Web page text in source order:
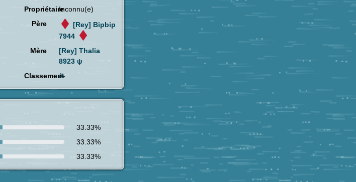
PropriétaireInconnu(e)
Père
[Rey] Bipbip
7944
Mère
[Rey] Thalia
8923 ψ
Classement
#-
33.33%
33.33%
33.33%